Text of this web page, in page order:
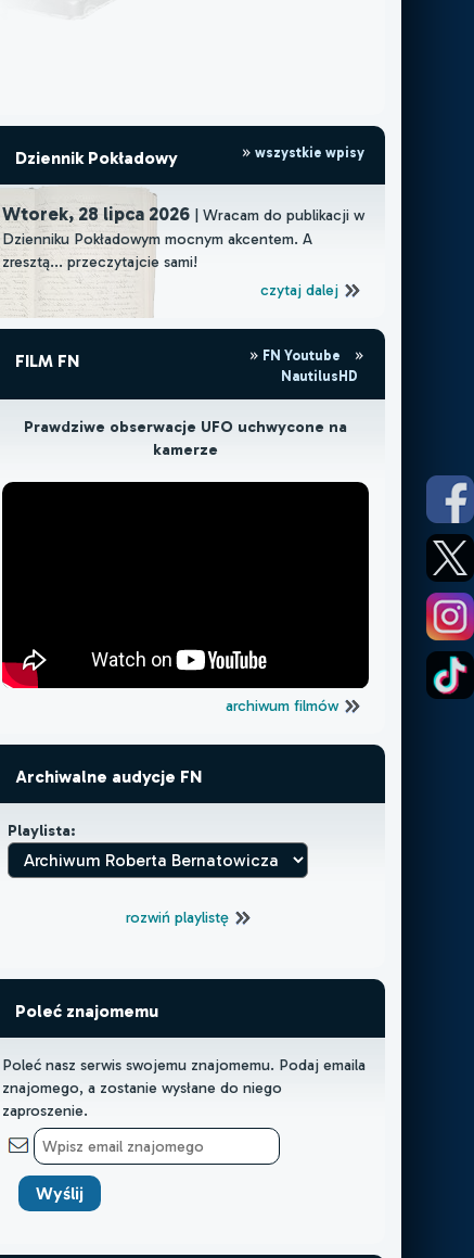
Dziennik Pokładowy wszystkie wpisy
Wtorek, 28 lipca 2026| Wracam do publikacji w
Dzienniku Pokładowym mocnym akcentem. A
zresztą... przeczytajcie sami!
czytaj dalej
FILM FN
FN Youtube
NautilusHD
Prawdziwe obserwacje UFO uchwycone na
kamerze
archiwum filmów
Archiwalne audycje FN
Playlista:
rozwiń playlistę
Poleć znajomemu
Poleć nasz serwis swojemu znajomemu. Podaj emaila
znajomego, a zostanie wysłane do niego
zaproszenie.